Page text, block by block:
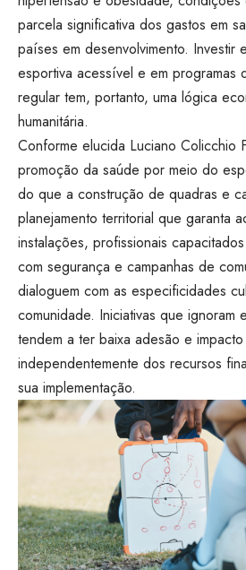
parcela significativa dos gastos em
países em desenvolvimento. Investir
esportiva acessível e em programas
regular tem, portanto, uma lógica
humanitária.
Conforme elucida Luciano Colicchio
promoção da saúde por meio do
do que a construção de quadras e
planejamento territorial que garanta
instalações, profissionais
com segurança e campanhas de
dialoguem com as especificidades
comunidade. Iniciativas que ignoram
tendem a ter baixa adesão e impacto
independentemente dos recursos
sua implementação.